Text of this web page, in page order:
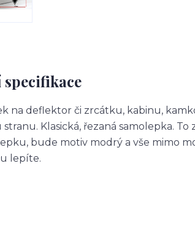
na deflektor či zrcátku, kabinu,
stranu. Klasická, řezaná samolepka.
bude motiv modrý a vše mimo
lepíte.